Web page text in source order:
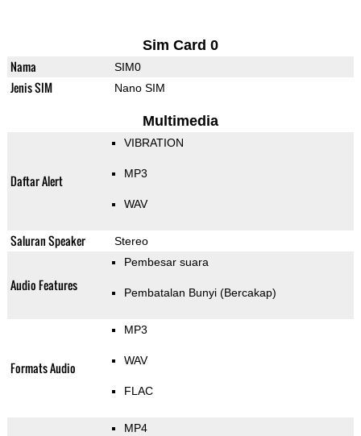
Sim Card 0
Nama SIM0
Jenis SIM Nano SIM
Multimedia
Daftar Alert
VIBRATION
MP3
WAV
Saluran Speaker Stereo
Audio Features
Pembesar suara
Pembatalan Bunyi (Bercakap)
Formats Audio
MP3
WAV
FLAC
MP4